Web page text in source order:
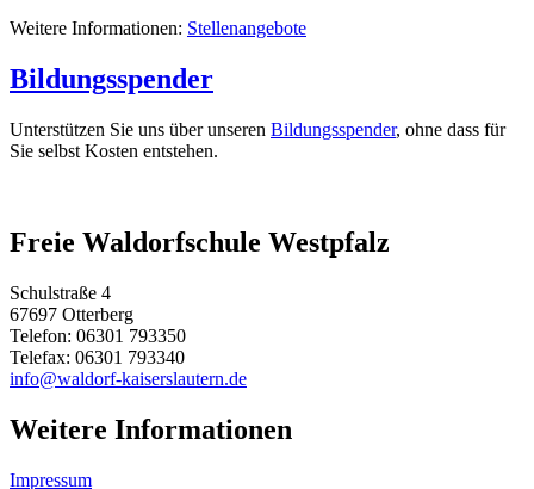
Weitere Informationen: Stellenangebote
Bildungsspender
Unterstützen Sie uns über unseren Bildungsspender, ohne dass für
Sie selbst Kosten entstehen.
Freie Waldorfschule Westpfalz
Schulstraße 4
67697 Otterberg
Telefon: 06301 793350
Telefax: 06301 793340
info@waldorf-kaiserslautern.de
Weitere Informationen
Impressum